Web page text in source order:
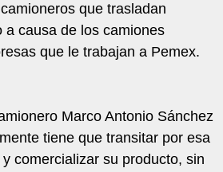
que trasladan
a causa de los camiones
que le trabajan a Pemex.
Marco Antonio Sánchez
tiene que transitar por esa
comercializar su producto, sin